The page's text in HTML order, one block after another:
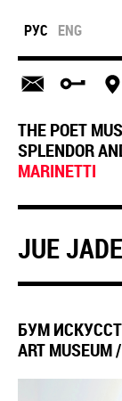
РУС ENG
THE POET
SPLENDOR
MARINETTI
JUE
БУМ
ART